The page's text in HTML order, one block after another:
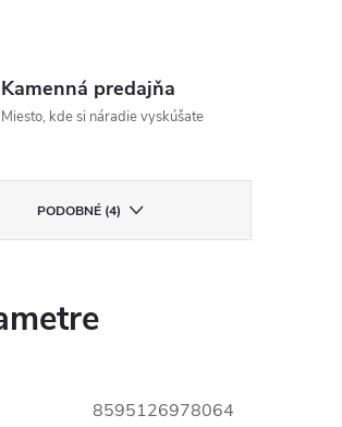
Kamenná predajňa
Miesto, kde si náradie vyskúšate
PODOBNÉ (4)
8595126978064